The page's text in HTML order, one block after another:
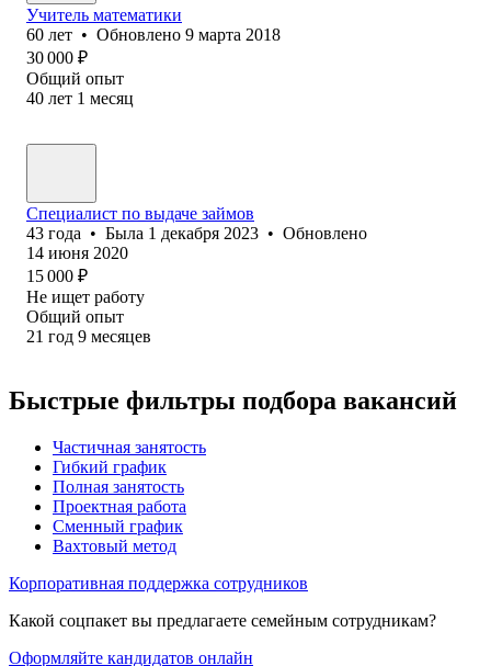
Учитель математики
60 лет • Обновлено 9 марта 2018
30 000 ₽
Общий опыт
40 лет 1 месяц
Специалист по выдаче займов
43 года • Была 1 декабря 2023 • Обновлено
14 июня 2020
15 000 ₽
Не ищет работу
Общий опыт
21 год 9 месяцев
Быстрые фильтры подбора вакансий
Частичная занятость
Гибкий график
Полная занятость
Проектная работа
Сменный график
Вахтовый метод
Корпоративная поддержка сотрудников
Какой соцпакет вы предлагаете семейным сотрудникам?
Оформляйте кандидатов онлайн